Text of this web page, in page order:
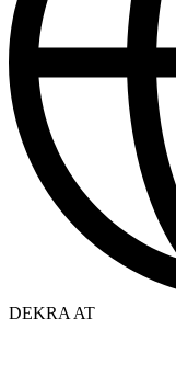
DEKRA AT